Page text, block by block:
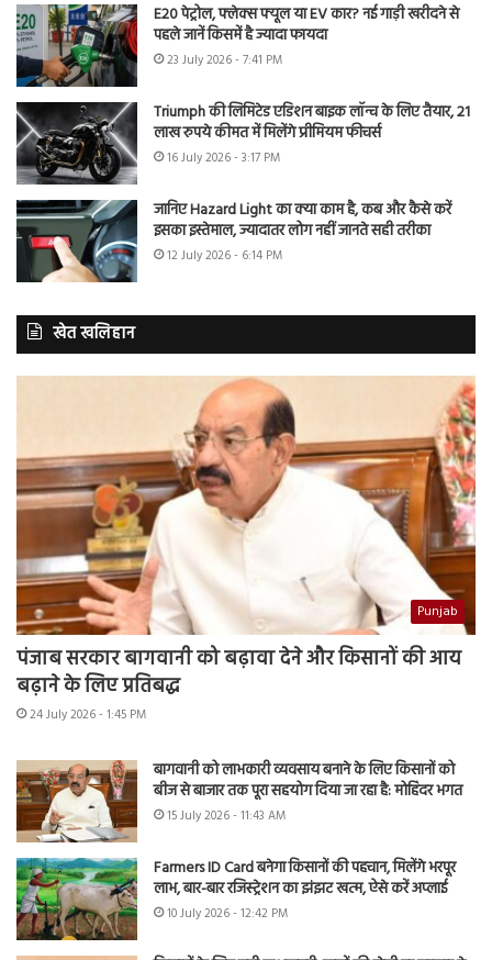
E20 पेट्रोल, फ्लेक्स फ्यूल या EV कार? नई गाड़ी खरीदने से
पहले जानें किसमें है ज्यादा फायदा
23 July 2026 - 7:41 PM
Triumph की लिमिटेड एडिशन बाइक लॉन्च के लिए तैयार, 21
लाख रुपये कीमत में मिलेंगे प्रीमियम फीचर्स
16 July 2026 - 3:17 PM
जानिए Hazard Light का क्या काम है, कब और कैसे करें
इसका इस्तेमाल, ज्यादातर लोग नहीं जानते सही तरीका
12 July 2026 - 6:14 PM
खेत खलिहान
Punjab
पंजाब सरकार बागवानी को बढ़ावा देने और किसानों की आय
बढ़ाने के लिए प्रतिबद्ध
24 July 2026 - 1:45 PM
बागवानी को लाभकारी व्यवसाय बनाने के लिए किसानों को
बीज से बाजार तक पूरा सहयोग दिया जा रहा है: मोहिंदर भगत
15 July 2026 - 11:43 AM
Farmers ID Card बनेगा किसानों की पहचान, मिलेंगे भरपूर
लाभ, बार-बार रजिस्ट्रेशन का झंझट खत्म, ऐसे करें अप्लाई
10 July 2026 - 12:42 PM